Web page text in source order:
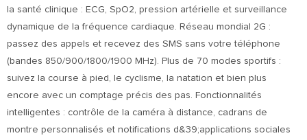
la santé clinique : ECG, SpO2, pression artérielle et surveillance
dynamique de la fréquence cardiaque. Réseau mondial 2G :
passez des appels et recevez des SMS sans votre téléphone
(bandes 850/900/1800/1900 MHz). Plus de 70 modes sportifs :
suivez la course à pied, le cyclisme, la natation et bien plus
encore avec un comptage précis des pas. Fonctionnalités
intelligentes : contrôle de la caméra à distance, cadrans de
montre personnalisés et notifications d&39;applications sociales